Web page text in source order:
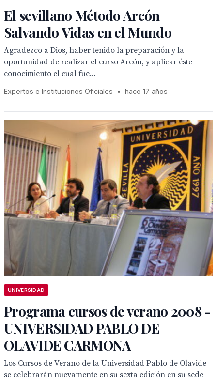
El sevillano Método Arcón
Salvando Vidas en el Mundo
Agradezco a Dios, haber tenido la preparación y la
oportunidad de realizar el curso Arcón, y aplicar éste
conocimiento el cual fue...
Expertos e Instituciones Oficiales • hace 17 años
UNIVERSIDAD
Programa cursos de verano 2008 -
UNIVERSIDAD PABLO DE
OLAVIDE CARMONA
Los Cursos de Verano de la Universidad Pablo de Olavide
se celebrarán nuevamente en su sexta edición en su sede